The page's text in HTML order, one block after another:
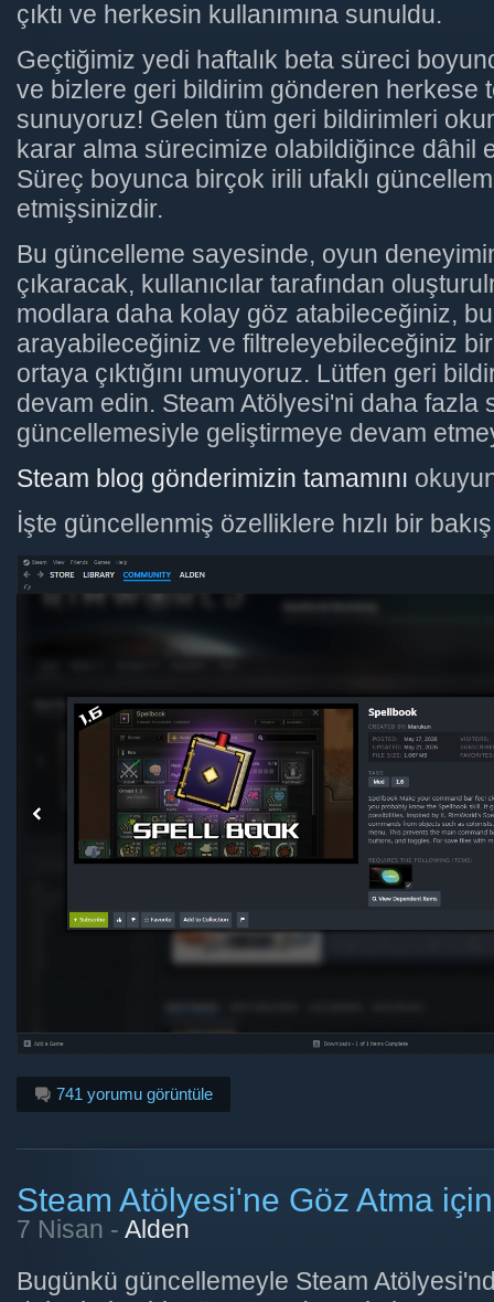
çıktı ve herkesin kullanımına sunuldu.
Geçtiğimiz yedi haftalık beta süreci
ve bizlere geri bildirim gönderen herkese
sunuyoruz! Gelen tüm geri bildirimleri
karar alma sürecimize olabildiğince dâhil
Süreç boyunca birçok irili ufaklı
etmişsinizdir.
Bu güncelleme sayesinde, oyun
çıkaracak, kullanıcılar tarafından
modlara daha kolay göz atabileceğiniz,
arayabileceğiniz ve filtreleyebileceğiniz bir
ortaya çıktığını umuyoruz. Lütfen geri
devam edin. Steam Atölyesi'ni daha fazla
güncellemesiyle geliştirmeye devam
Steam blog gönderimizin tamamını
İşte güncellenmiş özelliklere hızlı bir
741 yorumu görüntüle
Steam Atölyesi'ne Göz Atma
7 Nisan - Alden
Bugünkü güncellemeyle Steam